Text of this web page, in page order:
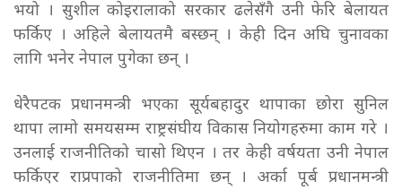
भयो । सुशील कोइरालाको सरकार ढलेसँगै उनी फेरि बेलायत
फर्किए । अहिले बेलायतमै बस्छन् । केही दिन अघि चुनावका
लागि भनेर नेपाल पुगेका छन् ।
धेरैपटक प्रधानमन्त्री भएका सूर्यबहादुर थापाका छोरा सुनिल
थापा लामो समयसम्म राष्ट्रसंघीय विकास नियोगहरुमा काम गरे ।
उनलाई राजनीतिको चासो थिएन । तर केही वर्षयता उनी नेपाल
फर्किएर राप्रपाको राजनीतिमा छन् । अर्का पूर्ब प्रधानमन्त्री